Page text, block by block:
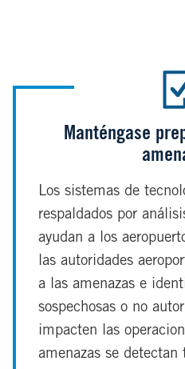
Manténgase
Los sistemas de
respaldados por
ayudan a los
las autoridades
a las amenazas e
sospechosas o no
impacten las
amenazas se detectan